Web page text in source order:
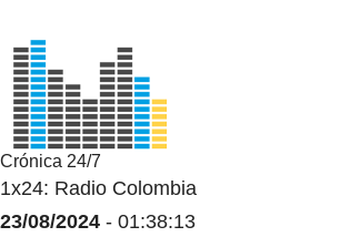
Crónica 24/7
1x24: Radio Colombia
23/08/2024 - 01:38:13